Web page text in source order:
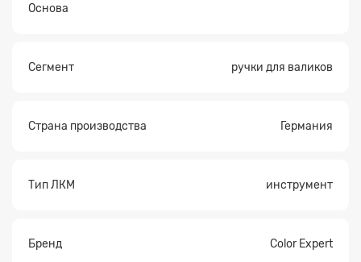
Основа
Сегмент ручки для валиков
Страна производства Германия
Тип ЛКМ инструмент
Бренд Color Expert